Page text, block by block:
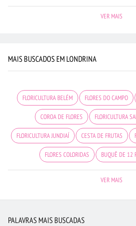
VER MAIS
MAIS BUSCADOS EM LONDRINA
FLORICULTURA BELÉM FLORES DO CAMPO
COROA DE FLORES FLORICULTURA
FLORICULTURA JUNDIAÍ CESTA DE FRUTAS
FLORES COLORIDAS BUQUÊ DE 12
VER MAIS
PALAVRAS MAIS BUSCADAS